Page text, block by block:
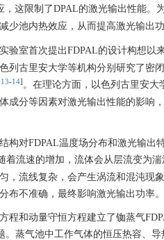
，这限制了DPAL的激光输出性能
少池内热效应，从而提高激光输出
验室首次提出FDPAL的设计构想以
列古里安大学等机构分别研究了密
13-14] 。在理论方面，以色列古里安
成分等因素对激光输出性能的影响
构对FDPAL温度场分布和激光输
着流速的增加，流体会从层流变为
，流线复杂，会产生涡流和混沌现
布不准确，最终影响激光输出功率。
程和动量守恒方程建立了铷蒸气
。蒸气池中工作气体的恒压热容、